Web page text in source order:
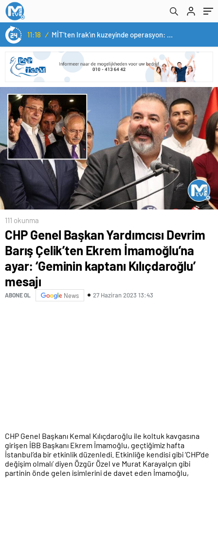
11:18 / MİT’ten Irak’ın kuzeyinde operasyon: Ramazan Güneş Türkiye’ye getirildi
kaptanı Kılıçdaroğlu’ mesajı
111 okunma
CHP Genel Başkan Yardımcısı Devrim
Barış Çelik’ten Ekrem İmamoğlu’na
ayar: ‘Geminin kaptanı Kılıçdaroğlu’
mesajı
ABONE OL News 27 Haziran 2023 13:43
CHP Genel Başkanı Kemal Kılıçdaroğlu ile koltuk kavgasına
girişen İBB Başkanı Ekrem İmamoğlu, geçtiğimiz hafta
İstanbul’da bir etkinlik düzenledi. Etkinliğe kendisi gibi ‘CHP’de
değişim olmalı’ diyen Özgür Özel ve Murat Karayalçın gibi
partinin önde gelen isimlerini de davet eden İmamoğlu,